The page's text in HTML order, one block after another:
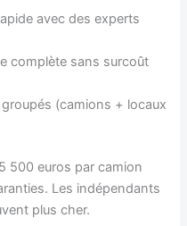
avec des experts
complète sans surcoût
(camions + locaux
500 euros par camion
Les indépendants
plus cher.